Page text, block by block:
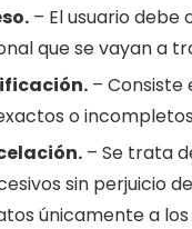
– El usuario
que se vayan a
– Consiste
o
– Se trata
sin perjuicio
únicamente a